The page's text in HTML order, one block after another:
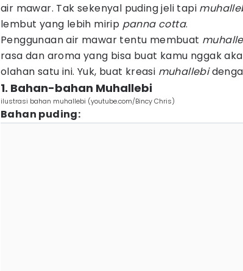
air mawar. Tak sekenyal puding jeli tapi
lembut yang lebih mirip panna cotta.
Penggunaan air mawar tentu membuat
rasa dan aroma yang bisa buat kamu nggak
olahan satu ini. Yuk, buat kreasi muhallebi
1. Bahan-bahan Muhallebi
ilustrasi bahan muhallebi (youtube.com/Bincy Chris)
Bahan puding: